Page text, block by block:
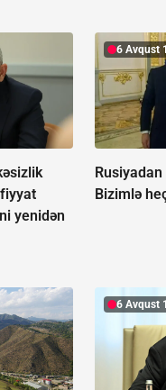
yenidən
6 Avqust
Rusiyadan
Bizimlə
6 Avqust